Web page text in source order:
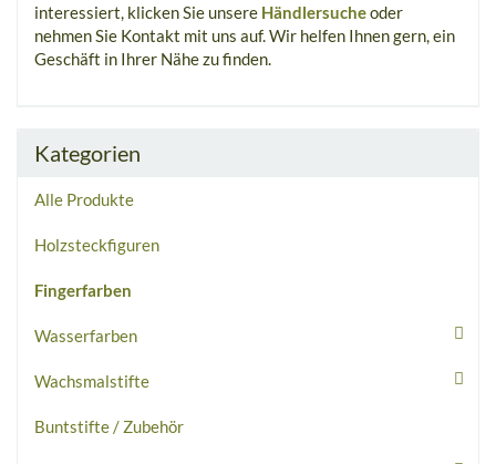
interessiert, klicken Sie unsere Händlersucheoder
nehmen Sie Kontakt mit uns auf. Wir helfen Ihnen gern, ein
Geschäft in Ihrer Nähe zu finden.
Kategorien
Alle Produkte
Holzsteckfiguren
Fingerfarben
Wasserfarben
Wachsmalstifte
Buntstifte / Zubehör